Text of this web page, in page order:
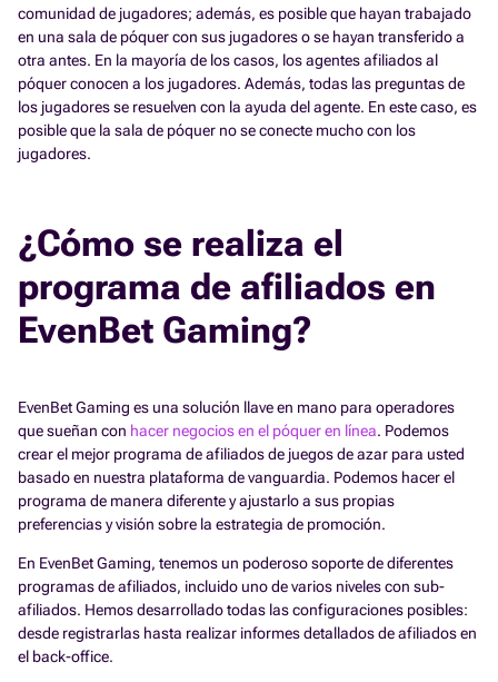
comunidad de jugadores; además, es posible que hayan trabajado
en una sala de póquer con sus jugadores o se hayan transferido a
otra antes. En la mayoría de los casos, los agentes afiliados al
póquer conocen a los jugadores. Además, todas las preguntas de
los jugadores se resuelven con la ayuda del agente. En este caso, es
posible que la sala de póquer no se conecte mucho con los
jugadores.
¿Cómo se realiza el
programa de afiliados en
EvenBet Gaming?
EvenBet Gaming es una solución llave en mano para operadores
que sueñan con hacer negocios en el póquer en línea. Podemos
crear el mejor programa de afiliados de juegos de azar para usted
basado en nuestra plataforma de vanguardia. Podemos hacer el
programa de manera diferente y ajustarlo a sus propias
preferencias y visión sobre la estrategia de promoción.
En EvenBet Gaming, tenemos un poderoso soporte de diferentes
programas de afiliados, incluido uno de varios niveles con sub-
afiliados. Hemos desarrollado todas las configuraciones posibles:
desde registrarlas hasta realizar informes detallados de afiliados en
el back-office.